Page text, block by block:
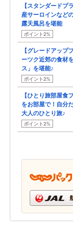
【スタンダード
産サーロインなど
露天風呂を堪能
ポイント2%
【グレードアップ
ーツク近郊の食材
ス」を堪能♪
ポイント2%
【ひとり旅部屋食
をお部屋で！自分
大人のひとり旅♪
ポイント2%